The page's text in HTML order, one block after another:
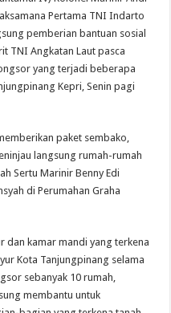
Pertama TNI Indarto
pemberian bantuan sosial
TNI Angkatan Laut pasca
yang terjadi beberapa
Kepri, Senin pagi
paket sembako,
langsung rumah-rumah
Sertu Marinir Benny Edi
di Perumahan Graha
dan kamar mandi yang terkena
Kota Tanjungpinang selama
sebanyak 10 rumah,
membantu untuk